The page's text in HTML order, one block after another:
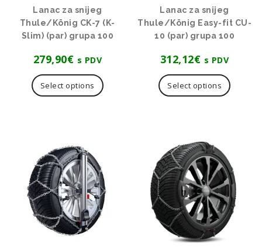
Lanac za snijeg
Thule/König CK-7 (K-
Slim) (par) grupa 100
279,90€ s PDV
Select options
Lanac za snijeg
Thule/König Easy-fit CU-
10 (par) grupa 100
312,12€ s PDV
Select options